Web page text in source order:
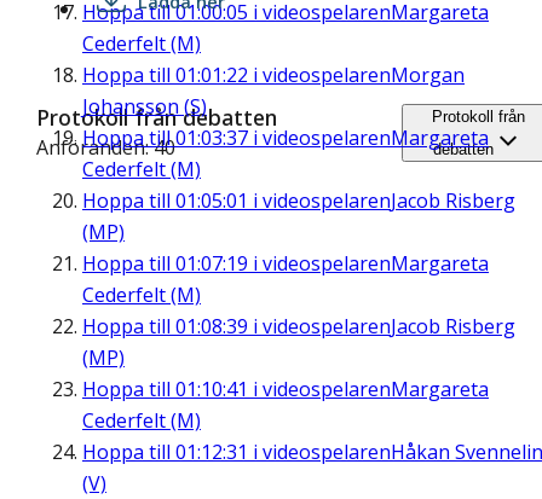
Hoppa till01:00:05 i videospelarenMargareta
Cederfelt (M)
Hoppa till 01:01:22 i videospelarenMorgan
Johansson (S)
Hoppa till01:03:37 i videospelarenMargareta
Cederfelt (M)
Hoppa till 01:05:01 i videospelarenJacob Risberg
(MP)
Hoppa till 01:07:19 i videospelarenMargareta
Cederfelt (M)
Hoppa till 01:08:39 i videospelarenJacob Risberg
(MP)
Hoppa till 01:10:41 i videospelarenMargareta
Cederfelt (M)
Hoppa till 01:12:31 i videospelarenHåkan
(V)
Protokoll från debatten
Anföranden: 40
Protokoll från
debatten